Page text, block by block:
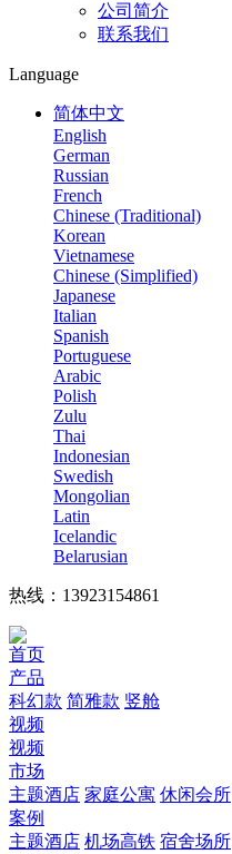
公司简介
联系我们
Language
简体中文
English
German
Russian
French
Chinese (Traditional)
Korean
Vietnamese
Chinese (Simplified)
Japanese
Italian
Spanish
Portuguese
Arabic
Polish
Zulu
Thai
Indonesian
Swedish
Mongolian
Latin
Icelandic
Belarusian
热线：13923154861
首页
产品
科幻款 简雅款 竖舱
视频
视频
市场
主题酒店 家庭公寓 休闲会所
案例
主题酒店 机场高铁 宿舍场所